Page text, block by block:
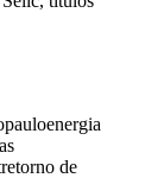
energia
retorno de